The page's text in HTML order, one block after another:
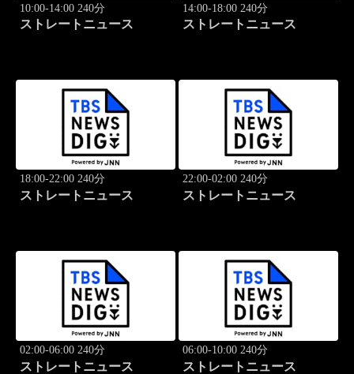
10:00-14:00 240分
ストレートニュース
14:00-18:00 240分
ストレートニュース
18:00-22:00 240分
ストレートニュース
22:00-02:00 240分
ストレートニュース
02:00-06:00 240分
ストレートニュース
06:00-10:00 240分
ストレートニュース